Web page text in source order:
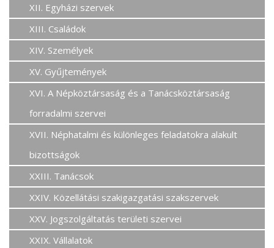
XII. Egyházi szervek
XIII. Családok
XIV. Személyek
XV. Gyűjtemények
XVI. A Népköztársaság és a Tanácsköztársaság
forradalmi szervei
XVII. Néphatalmi és különleges feladatokra alakult
bizottságok
XXIII. Tanácsok
XXIV. Közellátási szakigazgatási szakszervek
XXV. Jogszolgáltatás területi szervei
XXIX. Vállalatok